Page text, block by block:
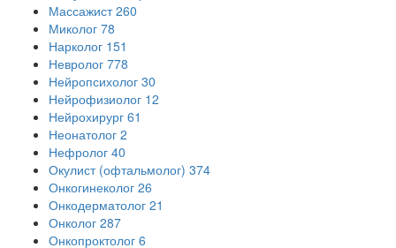
Массажист 260
Миколог 78
Нарколог 151
Невролог 778
Нейропсихолог 30
Нейрофизиолог 12
Нейрохирург 61
Неонатолог 2
Нефролог 40
Окулист (офтальмолог) 374
Онкогинеколог 26
Онкодерматолог 21
Онколог 287
Онкопроктолог 6